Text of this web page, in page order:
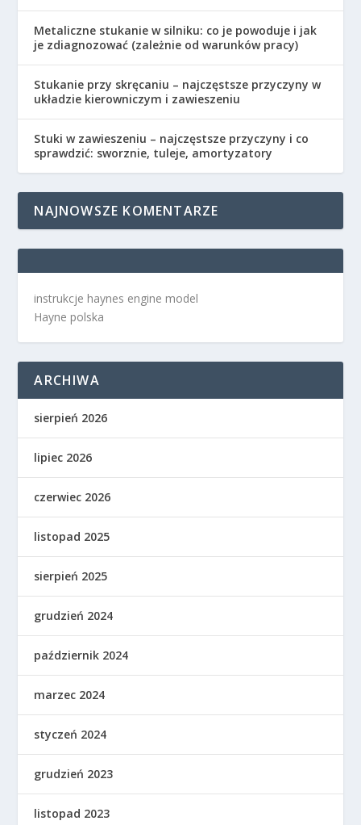
Metaliczne stukanie w silniku: co je powoduje i jak
je zdiagnozować (zależnie od warunków pracy)
Stukanie przy skręcaniu – najczęstsze przyczyny w
układzie kierowniczym i zawieszeniu
Stuki w zawieszeniu – najczęstsze przyczyny i co
sprawdzić: sworznie, tuleje, amortyzatory
NAJNOWSZE KOMENTARZE
instrukcje haynes engine model
Hayne polska
ARCHIWA
sierpień 2026
lipiec 2026
czerwiec 2026
listopad 2025
sierpień 2025
grudzień 2024
październik 2024
marzec 2024
styczeń 2024
grudzień 2023
listopad 2023